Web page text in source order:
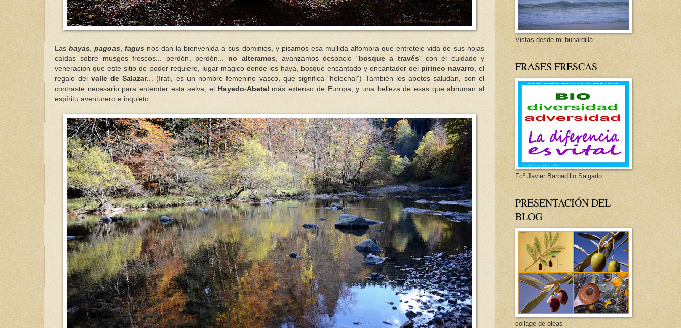
Lashayas ,pagoas ,fagus nos dan la bienvenida a sus dominios, y pisamos esa mullida alfombra que entreteje vida de sus hojas
caídas sobre musgos frescos... perdón, perdón... no alteramos, avanzamos despacio "bosque a través" con el cuidado y
veneración que este sitio de poder requiere, lugar mágico donde los haya, bosque encantado y encantador del pirineo navarro , el
regalo del valle de Salazar... (Irati, es un nombre femenino vasco, que significa "helechal") También los abetos saludan, son el
contraste necesario para entender esta selva, el
Hayedo-Abetal
más extenso de Europa, y una belleza de esas que abruman al
espíritu aventurero e inquieto.
Vistas desde mi buhardilla
FRASES FRESCAS
Fcº Javier Barbadillo Salgado
PRESENTACIÓN DEL
BLOG
collage de oleas